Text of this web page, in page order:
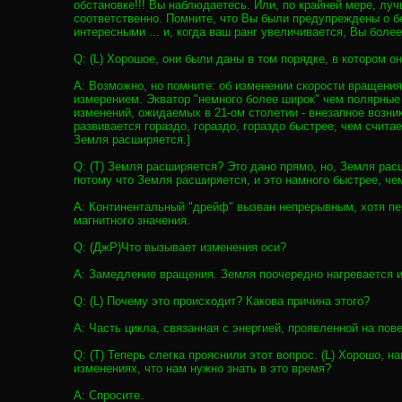
обстановке!!! Вы наблюдаетесь. Или, по крайней мере,
соответственно. Помните, что Вы были предупреждены о
интересными ... и, когда ваш ранг увеличивается, Вы
Q: (L) Хорошое, они были даны в том порядке, в котором
A: Возможно, но помните: об изменении скорости
измерением. Экватор "немного более широк" чем
изменений, ожидаемых в 21-ом столетии - внезапное
развивается гораздо, гораздо, гораздо быстрее, чем
Земля расширяется.]
Q: (T) Земля расширяется? Это дано прямо, но, Земля
потому что Земля расширяется, и это намного быстрее,
A: Континентальный "дрейф" вызван непрерывным, хотя
магнитного значения.
Q: (ДжР)Что вызывает изменения оси?
A: Замедление вращения. Земля поочередно нагревается
Q: (L) Почему это происходит? Какова причина этого?
A: Часть цикла, связанная с энергией, проявленной на
Q: (T) Теперь слегка прояснили этот вопрос. (L) Хорошо,
изменениях, что нам нужно знать в это время?
A: Спросите.